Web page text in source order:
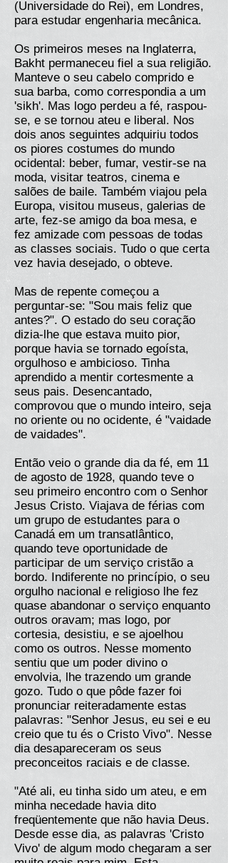
(Universidade do Rei), em Londres,
para estudar engenharia mecânica.
Os primeiros meses na Inglaterra,
Bakht permaneceu fiel a sua religião.
Manteve o seu cabelo comprido e
sua barba, como correspondia a um
'sikh'. Mas logo perdeu a fé, raspou-
se, e se tornou ateu e liberal. Nos
dois anos seguintes adquiriu todos
os piores costumes do mundo
ocidental: beber, fumar, vestir-se na
moda, visitar teatros, cinema e
salões de baile. Também viajou pela
Europa, visitou museus, galerias de
arte, fez-se amigo da boa mesa, e
fez amizade com pessoas de todas
as classes sociais. Tudo o que certa
vez havia desejado, o obteve.
Mas de repente começou a
perguntar-se: "Sou mais feliz que
antes?". O estado do seu coração
dizia-lhe que estava muito pior,
porque havia se tornado egoísta,
orgulhoso e ambicioso. Tinha
aprendido a mentir cortesmente a
seus pais. Desencantado,
comprovou que o mundo inteiro, seja
no oriente ou no ocidente, é "vaidade
de vaidades".
Então veio o grande dia da fé, em 11
de agosto de 1928, quando teve o
seu primeiro encontro com o Senhor
Jesus Cristo. Viajava de férias com
um grupo de estudantes para o
Canadá em um transatlântico,
quando teve oportunidade de
participar de um serviço cristão a
bordo. Indiferente no princípio, o seu
orgulho nacional e religioso lhe fez
quase abandonar o serviço enquanto
outros oravam; mas logo, por
cortesia, desistiu, e se ajoelhou
como os outros. Nesse momento
sentiu que um poder divino o
envolvia, lhe trazendo um grande
gozo. Tudo o que pôde fazer foi
pronunciar reiteradamente estas
palavras: "Senhor Jesus, eu sei e eu
creio que tu és o Cristo Vivo". Nesse
dia desapareceram os seus
preconceitos raciais e de classe.
"Até ali, eu tinha sido um ateu, e em
minha necedade havia dito
freqüentemente que não havia Deus.
Desde esse dia, as palavras 'Cristo
Vivo' de algum modo chegaram a ser